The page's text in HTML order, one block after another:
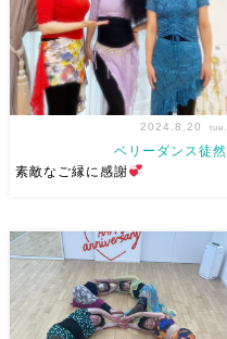
書いたのでその勢いで書きま
す。(｀・ω・´)ｷﾘ […]
岡山ドラムソロトレーニングに
大阪から来てくれたシャムーサ
さん
そして前回シャムーサ
ちゃんが帰りに出会って麻ノ葉
を紹介してくれ、麻ノ葉でベリ
2024.8.20 tue.
ベリーダンス徒然
素敵なご縁に感謝